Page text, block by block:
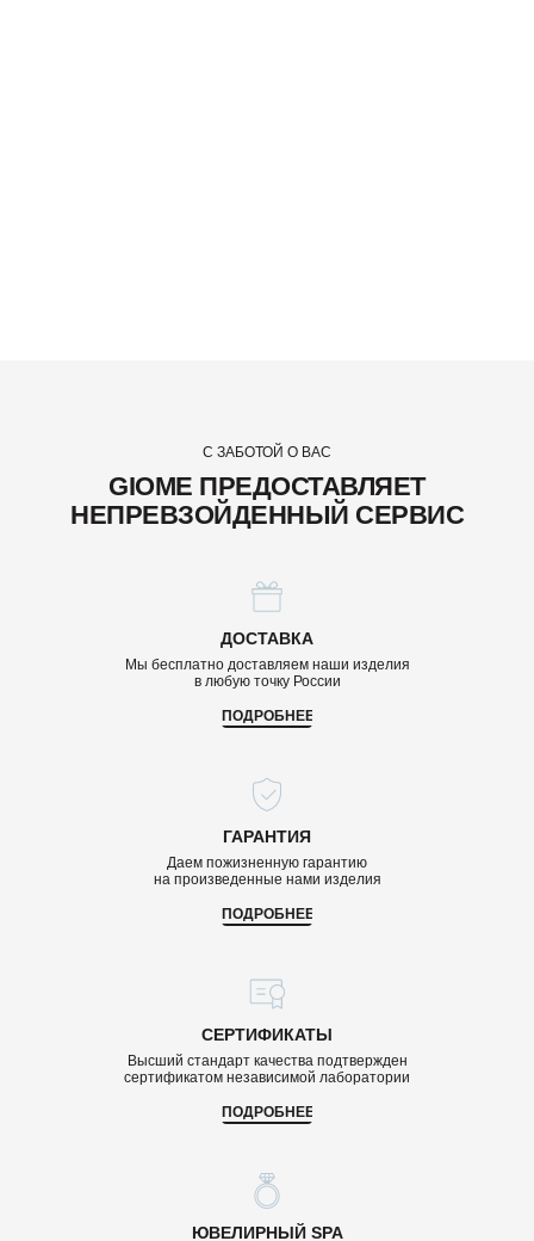
С ЗАБОТОЙ О ВАС
GIOME ПРЕДОСТАВЛЯЕТ
НЕПРЕВЗОЙДЕННЫЙ СЕРВИС
ДОСТАВКА
ГАРАНТИЯ
СЕРТИФИКАТЫ
Мы бесплатно доставляем наши изделия
в любую точку России
Даем пожизненную гарантию
на произведенные нами изделия
Высший стандарт качества подтвержден
сертификатом независимой лаборатории
ЮВЕЛИРНЫЙ SPA
ПОДРОБНЕЕ
ПОДРОБНЕЕ
ПОДРОБНЕЕ